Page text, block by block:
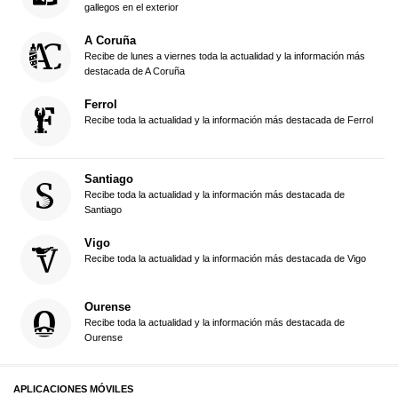
gallegos en el exterior
A Coruña
Recibe de lunes a viernes toda la actualidad y la información más
destacada de A Coruña
Ferrol
Recibe toda la actualidad y la información más destacada de Ferrol
Santiago
Recibe toda la actualidad y la información más destacada de
Santiago
Vigo
Recibe toda la actualidad y la información más destacada de Vigo
Ourense
Recibe toda la actualidad y la información más destacada de
Ourense
APLICACIONES MÓVILES